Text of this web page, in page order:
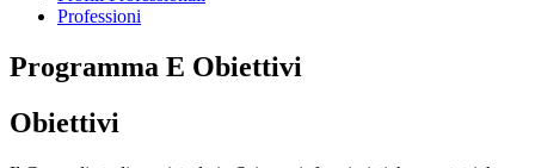
Professioni
Programma E Obiettivi
Obiettivi